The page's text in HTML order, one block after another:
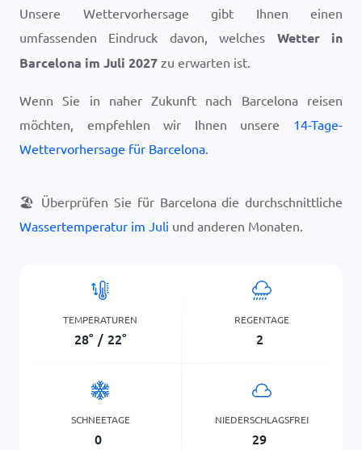
Unsere Wettervorhersage gibt Ihnen einen
umfassenden Eindruck davon, welches Wetter in
Barcelona im Juli 2027 zu erwarten ist.
Wenn Sie in naher Zukunft nach Barcelona reisen
möchten, empfehlen wir Ihnen unsere 14-Tage-
Wettervorhersage für Barcelona.
🏖️ Überprüfen Sie für Barcelona die durchschnittliche
Wassertemperatur im Juli und anderen Monaten.
TEMPERATUREN
28° / 22°
REGENTAGE
2
SCHNEETAGE
0
NIEDERSCHLAGSFREI
29